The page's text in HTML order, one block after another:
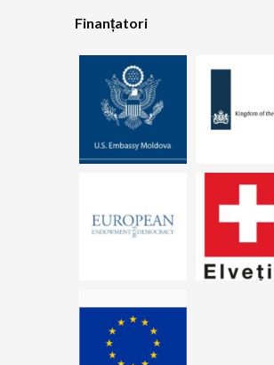
Finanțatori